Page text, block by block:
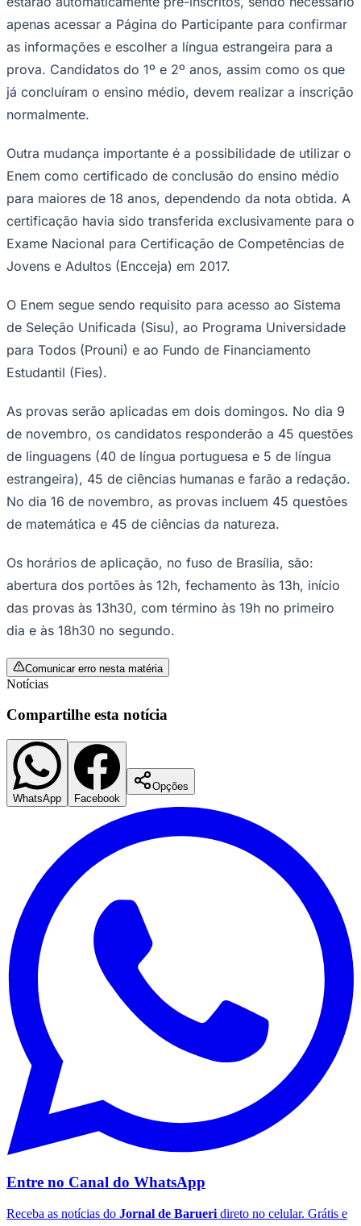
Juventude
Ceará
Goiás
enem.inep.gov.br/participante
A taxa de inscrição é de R$ 85, com pagamento aceito
via boleto, PIX ou cartão de crédito, até o dia 11 de
também devem se inscrever para realizar a prova.
As provas ocorrerão nos dias 9 e 16 de novembro em
quase todo o país, com exceção dos municípios de
Belém, Ananindeua e Marituba, no Pará, onde serão
aplicadas em 30 de novembro e 7 de dezembro.
Entre as novidades desta edição, estudantes
regularmente matriculados no 3º ano do ensino médio
estarão automaticamente pré-inscritos, sendo necessário
apenas acessar a Página do Participante para confirmar
prova. Candidatos do 1º e 2º anos, assim como os que
já concluíram o ensino médio, devem realizar a inscrição
normalmente.
Outra mudança importante é a possibilidade de utilizar o
Enem como certificado de conclusão do ensino médio
certificação havia sido transferida exclusivamente para o
Exame Nacional para Certificação de Competências de
Jovens e Adultos (Encceja) em 2017.
O Enem segue sendo requisito para acesso ao Sistema
de Seleção Unificada (Sisu), ao Programa Universidade
Estudantil (Fies).
As provas serão aplicadas em dois domingos. No dia 9
de novembro, os candidatos responderão a 45 questões
de linguagens (40 de língua portuguesa e 5 de língua
estrangeira), 45 de ciências humanas e farão a redação.
No dia 16 de novembro, as provas incluem 45 questões
de matemática e 45 de ciências da natureza.
Os horários de aplicação, no fuso de Brasília, são:
abertura dos portões às 12h, fechamento às 13h, início
das provas às 13h30, com término às 19h no primeiro
dia e às 18h30 no segundo.
Comunicar erro nesta matéria
Notícias
Compartilhe esta notícia
WhatsApp